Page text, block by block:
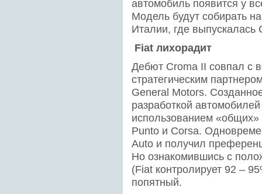
автомобиль появится у
Модель будут собирать
Италии, где выпускалась
Fiat лихорадит
Дебют Croma II совпал с
стратегическим
General Motors.
разработкой
использованием
Punto и Corsa.
Auto и получил
Но ознакомившись с
(Fiat контролирует 92 –
попятный.